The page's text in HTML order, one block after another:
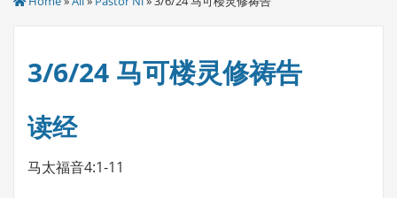
3/6/24 马可楼灵修祷告
读经
马太福音4:1-11